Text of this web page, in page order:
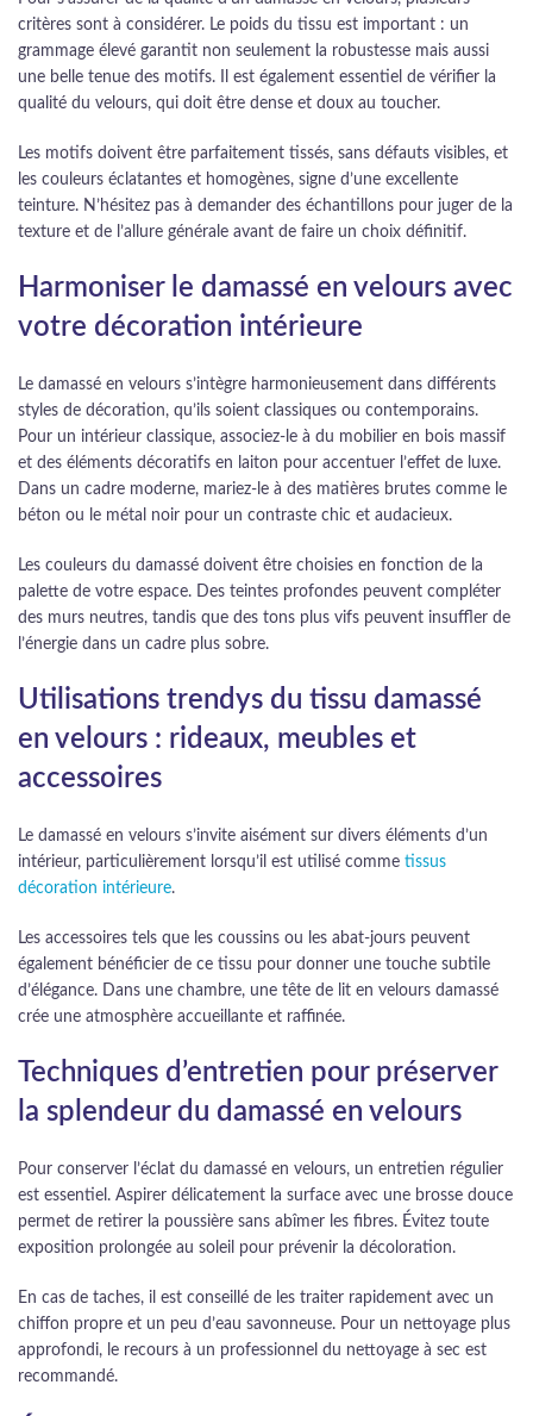
critères sont à considérer. Le poids du tissu est important : un
grammage élevé garantit non seulement la robustesse mais aussi
une belle tenue des motifs. Il est également essentiel de vérifier la
qualité du velours, qui doit être dense et doux au toucher.
Les motifs doivent être parfaitement tissés, sans défauts visibles, et
les couleurs éclatantes et homogènes, signe d’une excellente
teinture. N’hésitez pas à demander des échantillons pour juger de la
texture et de l’allure générale avant de faire un choix définitif.
Harmoniser le damassé en velours avec
votre décoration intérieure
Le damassé en velours s’intègre harmonieusement dans différents
styles de décoration, qu’ils soient classiques ou contemporains.
Pour un intérieur classique, associez-le à du mobilier en bois massif
et des éléments décoratifs en laiton pour accentuer l’effet de luxe.
Dans un cadre moderne, mariez-le à des matières brutes comme le
béton ou le métal noir pour un contraste chic et audacieux.
Les couleurs du damassé doivent être choisies en fonction de la
palette de votre espace. Des teintes profondes peuvent compléter
des murs neutres, tandis que des tons plus vifs peuvent insuffler de
l’énergie dans un cadre plus sobre.
Utilisations trendys du tissu damassé
en velours : rideaux, meubles et
accessoires
Le damassé en velours s’invite aisément sur divers éléments d’un
intérieur, particulièrement lorsqu’il est utilisé comme tissus
décoration intérieure.
Les accessoires tels que les coussins ou les abat-jours peuvent
également bénéficier de ce tissu pour donner une touche subtile
d’élégance. Dans une chambre, une tête de lit en velours damassé
crée une atmosphère accueillante et raffinée.
Techniques d’entretien pour préserver
la splendeur du damassé en velours
Pour conserver l’éclat du damassé en velours, un entretien régulier
est essentiel. Aspirer délicatement la surface avec une brosse douce
permet de retirer la poussière sans abîmer les fibres. Évitez toute
exposition prolongée au soleil pour prévenir la décoloration.
En cas de taches, il est conseillé de les traiter rapidement avec un
chiffon propre et un peu d’eau savonneuse. Pour un nettoyage plus
approfondi, le recours à un professionnel du nettoyage à sec est
recommandé.